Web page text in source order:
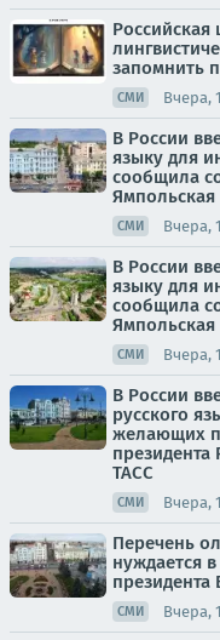
запомнить
СМИ Вчера,
В России
языку для
сообщила
Ямпольская
СМИ Вчера,
В России
языку для
сообщила
Ямпольская
СМИ Вчера,
В России
русского
желающих
президента
ТАСС
СМИ Вчера,
Перечень
нуждается
президента
СМИ Вчера,